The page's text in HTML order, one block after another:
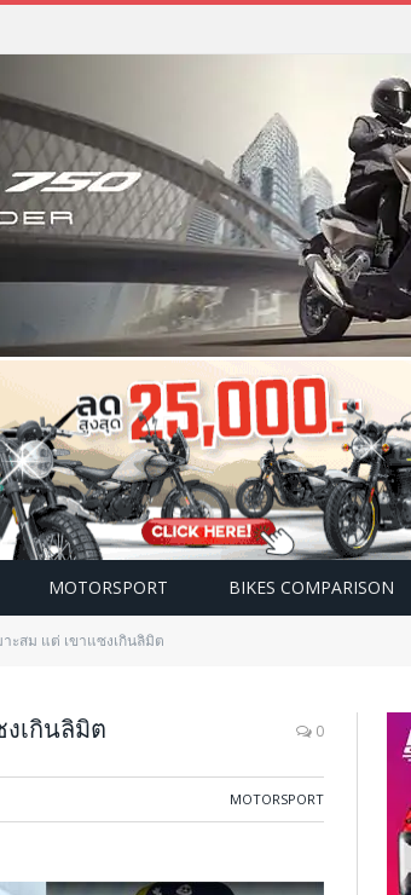
MOTORSPORT BIKES COMPARISON
ะสม แต่ เขาแซงเกินลิมิต
เกินลิมิต 0
MOTORSPORT